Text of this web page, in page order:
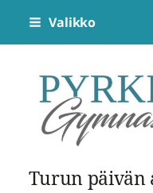
Siirry
sivun
sisältöön
Valikko
Turun päivän